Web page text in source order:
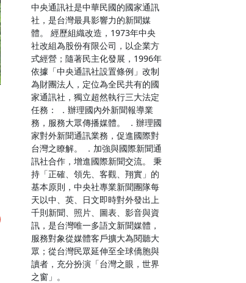
中央通訊社是中華民國的國家通訊
社，是台灣最具影響力的新聞媒
體。 經歷組織改造，1973年中央
社改組為股份有限公司，以企業方
式經營；隨著民主化發展，1996年
依據「中央通訊社設置條例」改制
為財團法人，定位為全民共有的國
家通訊社，獨立超然執行三大法定
任務： ．辦理國內外新聞報導業
務，服務大眾傳播媒體。 ．辦理國
家對外新聞通訊業務，促進國際對
台灣之瞭解。 ．加強與國際新聞通
訊社合作，增進國際新聞交流。 秉
持「正確、領先、客觀、翔實」的
基本原則，中央社專業新聞團隊每
天以中、英、日文即時對外發出上
千則新聞、照片、圖表、影音與資
訊，是台灣唯一多語文新聞媒體，
服務對象從媒體客戶擴大為閱聽大
眾；從台灣民眾延伸至全球僑胞與
讀者，充分扮演「台灣之眼，世界
之窗」。